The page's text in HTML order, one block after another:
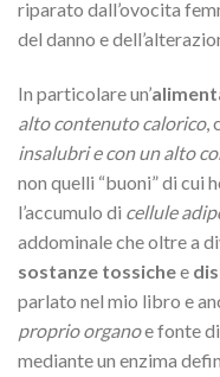
riparato dall’ovocita
del danno e
In particolare un’
alto contenuto calorico,
insalubri e con un alto
non quelli “buoni” di cui
l’accumulo di cellule
addominale che oltre a
sostanze tossichee
parlato nel mio libro e
proprio organoe fonte
mediante un enzima